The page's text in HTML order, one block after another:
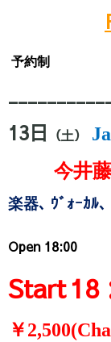
予約制
13日 （土）
今井
楽器､ ｳﾞｫｰｶﾙ、
Open 18:00
Start18
￥